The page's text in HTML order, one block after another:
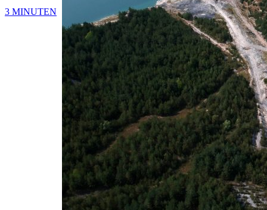
3 MINUTEN